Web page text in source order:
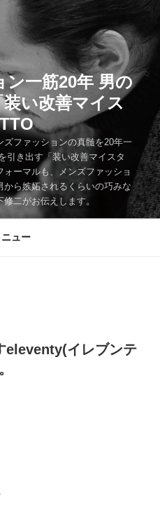
ン一筋20年 男の
い改善マイス
ファッションの真髄を20年一
引き出す「装い改善マイスタ
ーマルも、メンズファッショ
ら嫉妬されるくらいの巧みな
二がお伝えします。
ニュー
eleventy(イレブンテ